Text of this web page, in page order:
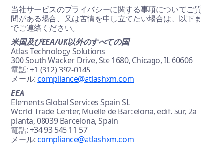
当社サービスのプライバシーに関する事項についてご質
問がある場合、又は苦情を申し立てたい場合は、以下ま
でご連絡ください。
米国及びEEA/UK以外のすべての国
Atlas Technology Solutions
300 South Wacker Drive, Ste 1680, Chicago, IL 60606
電話: +1 (312) 392-0145
メール:compliance@atlashxm.com
EEA
Elements Global Services Spain SL
World Trade Center, Muelle de Barcelona, edif. Sur, 2a
planta, 08039 Barcelona, Spain
電話: +34 93 545 11 57
メール:compliance@atlashxm.com